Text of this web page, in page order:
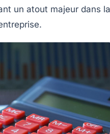
un atout majeur dans la